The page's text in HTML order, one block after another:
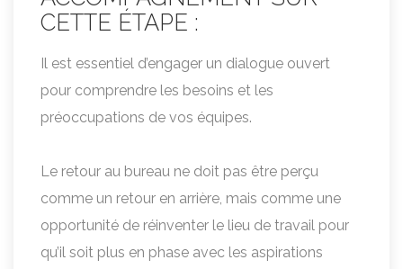
CETTE ÉTAPE :
Il est essentiel d’engager un dialogue ouvert
pour comprendre les besoins et les
préoccupations de vos équipes.
Le retour au bureau ne doit pas être perçu
comme un retour en arrière, mais comme une
opportunité de réinventer le lieu de travail pour
qu’il soit plus en phase avec les aspirations